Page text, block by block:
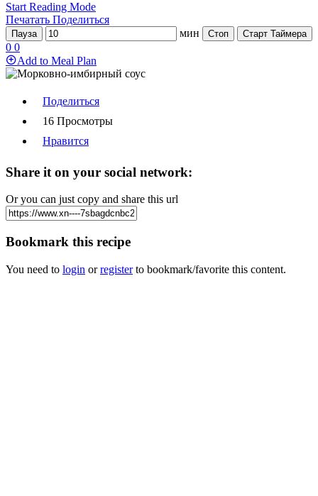
Start Reading Mode
Печатать Поделиться
Пауза мин Стоп Старт Таймера
0 0
Add to Meal Plan
Поделиться
16 Просмотры
Нравится
Share it on your social network:
Or you can just copy and share this url
Bookmark this recipe
You need to login orregisterto bookmark/favorite this content.